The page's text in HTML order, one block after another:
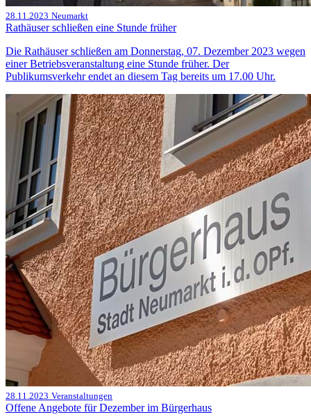
28.11.2023 Neumarkt
Rathäuser schließen eine Stunde früher
Die Rathäuser schließen am Donnerstag, 07. Dezember 2023 wegen
einer Betriebsveranstaltung eine Stunde früher. Der
Publikumsverkehr endet an diesem Tag bereits um 17.00 Uhr.
28.11.2023 Veranstaltungen
Offene Angebote für Dezember im Bürgerhaus